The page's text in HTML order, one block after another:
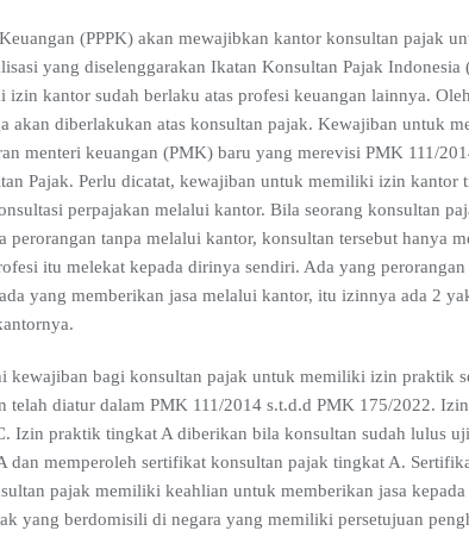
(PPPK) akan mewajibkan kantor konsultan pajak
yang diselenggarakan Ikatan Konsultan Pajak Indonesia
kantor sudah berlaku atas profesi keuangan lainnya.
akan diberlakukan atas konsultan pajak. Kewajiban untuk
menteri keuangan (PMK) baru yang merevisi PMK 111/
Pajak. Perlu dicatat, kewajiban untuk memiliki izin kantor
perpajakan melalui kantor. Bila seorang konsultan
perorangan tanpa melalui kantor, konsultan tersebut hanya
itu melekat kepada dirinya sendiri. Ada yang
yang memberikan jasa melalui kantor, itu izinnya ada 2
kewajiban bagi konsultan pajak untuk memiliki izin praktik
telah diatur dalam PMK 111/2014 s.t.d.d PMK 175/2022.
Izin praktik tingkat A diberikan bila konsultan sudah lulus
dan memperoleh sertifikat konsultan pajak tingkat A.
pajak memiliki keahlian untuk memberikan jasa
yang berdomisili di negara yang memiliki persetujuan